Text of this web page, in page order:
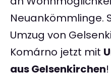
Neuankömmlinge.
Umzug von
Komárno jetzt mit
aus Gelsenkirchen!